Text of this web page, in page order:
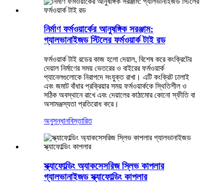
নির্মাণ ফর্মওয়ার্কের আনুষঙ্গিক সরঞ্জাম:
গ্যালভানাইজড স্টিলের ফর্মওয়ার্ক টাই রড
ফর্মওয়ার্ক টাই রডের কাজ হলো দেয়াল, বিশেষ করে কংক্রিটের
দেয়াল নির্মাণের সময় ভেতরের ও বাইরের ফর্মওয়ার্ক
প্যানেলগুলোকে নিরাপদে সংযুক্ত রাখা। এটি কংক্রিট ঢালাই
এবং জমাট বাঁধার প্রক্রিয়ার সময় ফর্মওয়ার্ককে স্থিতিশীল ও
সঠিক অবস্থানে রাখে এবং দেয়ালের কাঠামোর কোনো স্ফীতি বা
অসামঞ্জস্যতা প্রতিরোধ করে।
অনুসন্ধানবিস্তারিত
স্ক্যাফোল্ডিং অ্যাকসেসরিজ স্লিভ কাপলার
গ্যালভানাইজড স্ক্যাফোল্ডিং কাপলার